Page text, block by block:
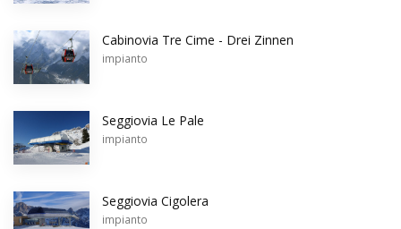
Cabinovia Tre Cime - Drei Zinnen
impianto
Seggiovia Le Pale
impianto
Seggiovia Cigolera
impianto